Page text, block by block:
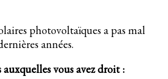
photovoltaïques a pas mal
années.
vous avez droit :